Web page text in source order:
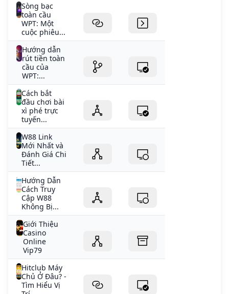
Sòng bạc
toàn cầu
WPT: Một
cuộc phiêu...
Hướng dẫn
rút tiền toàn
cầu của
WPT:...
Cách bắt
đầu chơi bài
xì phé trực
tuyến...
W88 Link
Mới Nhất và
Đánh Giá Chi
Tiết...
Hướng Dẫn
Cách Truy
Cập W88
Không Bị...
Giới Thiệu
Casino
Online
Vip79
Hitclub Máy
Chủ Ở Đâu? -
Tìm Hiểu Vị